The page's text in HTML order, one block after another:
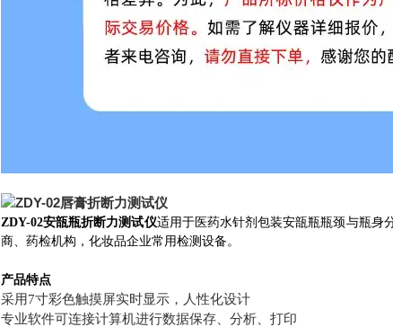
ZDY-02安瓿瓶折断力测试仪适用于医药水针剂包装安瓿瓶瓶颈与瓶身
商、药检机构，化妆品企业常用检测设备。
产品特点
采用7寸彩色触摸屏实时显示，人性化设计
专业软件可连接计算机进行数据保存、分析、打印